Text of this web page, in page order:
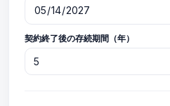
契約終了後の存続期間（年）